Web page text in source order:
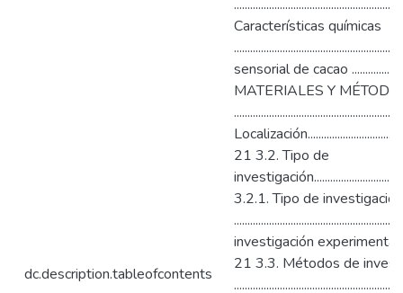
dc.description.tableofcontents
Características químicas
sensorial de cacao
MATERIALES Y
21 3.2. Tipo de
3.2.1. Tipo de
investigación experimental
21 3.3. Métodos de